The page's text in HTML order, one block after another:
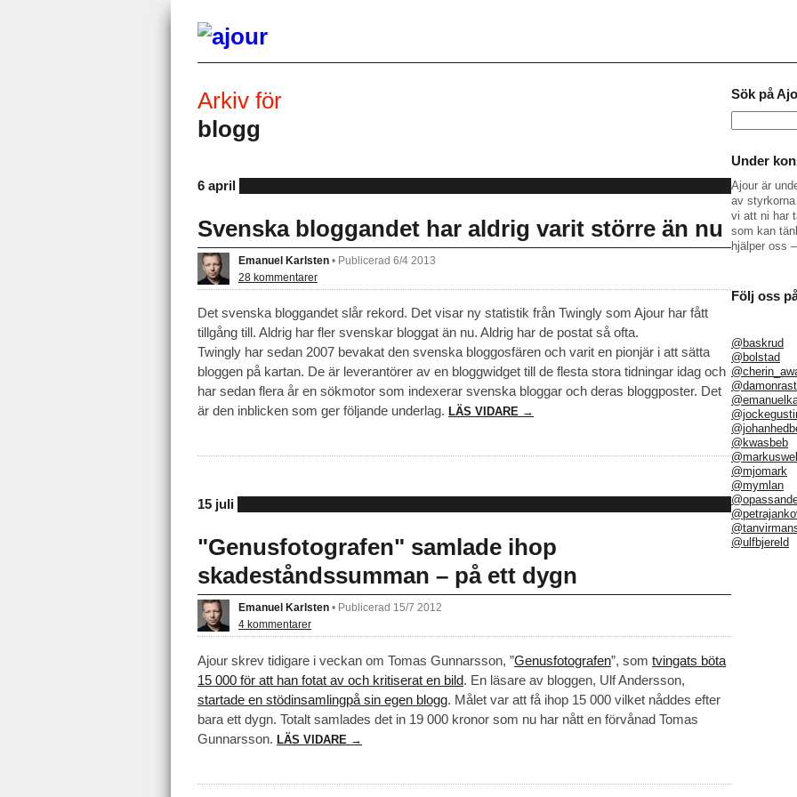
Arkiv för
blogg
6 april
Svenska bloggandet har aldrig varit större än nu
Emanuel Karlsten • Publicerad 6/4 2013
28 kommentarer
Det svenska bloggandet slår rekord. Det visar ny statistik från Twingly som Ajour har fått
tillgång till. Aldrig har fler svenskar bloggat än nu. Aldrig har de postat så ofta.
Twingly har sedan 2007 bevakat den svenska bloggosfären och varit en pionjär i att sätta
bloggen på kartan. De är leverantörer av en bloggwidget till de flesta stora tidningar idag och
har sedan flera år en sökmotor som indexerar svenska bloggar och deras bloggposter. Det
är den inblicken som ger följande underlag. LÄS VIDARE →
15 juli
"Genusfotografen" samlade ihop
skadeståndssumman – på ett dygn
Emanuel Karlsten • Publicerad 15/7 2012
4 kommentarer
Ajour skrev tidigare i veckan om Tomas Gunnarsson, ”Genusfotografen”, som tvingats böta
15 000 för att han fotat av och kritiserat en bild. En läsare av bloggen, Ulf Andersson,
startade en stödinsamlingpå sin egen blogg. Målet var att få ihop 15 000 vilket nåddes efter
bara ett dygn. Totalt samlades det in 19 000 kronor som nu har nått en förvånad Tomas
Gunnarsson. LÄS VIDARE →
Sök på
efter:
Under
Ajour är
av
vi att ni har
som kan
hjälper oss –
Följ oss
@baskrud
@bolstad
@kwasbeb
@mjomark
@mymlan
@ulfbjereld